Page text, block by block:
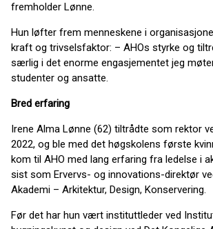
fremholder Lønne.
Hun løfter frem menneskene i
kraft og trivselsfaktor: – AHOs styrke og
særlig i det enorme engasjementet jeg
studenter og ansatte.
Bred erfaring
Irene Alma Lønne (62) tiltrådte som rektor
2022, og ble med det høgskolens første
kom til AHO med lang erfaring fra ledelse i
sist som Ervervs- og innovations-direktør
Akademi – Arkitektur, Design, Konservering.
Før det har hun vært instituttleder ved